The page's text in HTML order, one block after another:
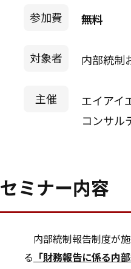
参加費 無料
対象者 内部統制
主催
エイアイ
コンサル
セミナー内容
内部統制報告制度が
る 「財務報告に係る内